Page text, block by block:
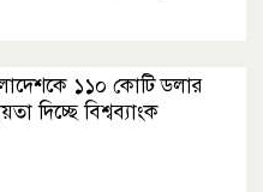
১১০ কোটি ডলার
দিচ্ছে বিশ্বব্যাংক